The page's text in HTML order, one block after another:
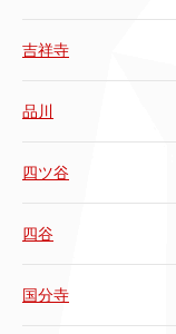
吉祥寺
品川
四ツ谷
四谷
国分寺